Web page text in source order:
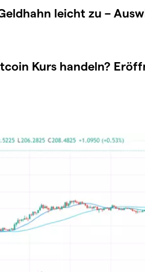
leicht zu –
Kurs handeln?